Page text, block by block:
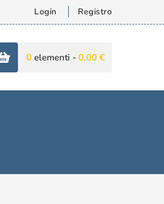
Login Registro
0 elementi - 0,00 €